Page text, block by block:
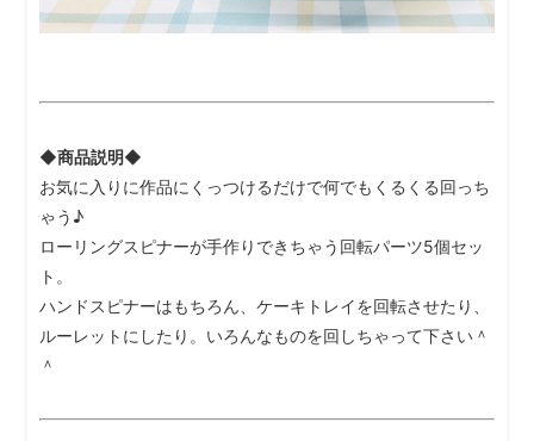
◆商品説明◆
お気に入りに作品にくっつけるだけで何でもくるくる回っち
ゃう♪
ローリングスピナーが手作りできちゃう回転パーツ5個セッ
ト。
ハンドスピナーはもちろん、ケーキトレイを回転させたり、
ルーレットにしたり。いろんなものを回しちゃって下さい＾
＾